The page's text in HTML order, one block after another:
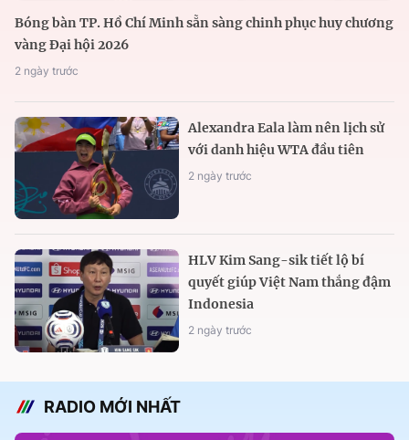
Bóng bàn TP. Hồ Chí Minh sẵn sàng chinh phục huy chương
vàng Đại hội 2026
2 ngày trước
Alexandra Eala làm nên lịch sử
với danh hiệu WTA đầu tiên
2 ngày trước
HLV Kim Sang-sik tiết lộ bí
quyết giúp Việt Nam thắng đậm
Indonesia
2 ngày trước
RADIO MỚI NHẤT